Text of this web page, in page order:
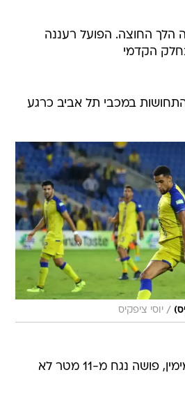
הלך החוצה. הפועל רעננה
הקדמי
במכבי תל אביב כרגע
/ יוסי ציפקיס
חוגי הגביה כדור טוב מימין, פושה נגח מ-11 מטר לא